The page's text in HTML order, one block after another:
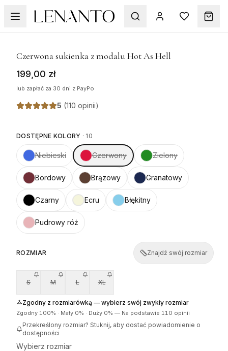
Czerwona sukienka z modalu Hot As Hell
199,00 zł
lub zapłać za 30 dni z PayPo
5 (110 opinii)
DOSTĘPNE KOLORY · 10
Niebieski Czerwony Zielony
Bordowy Brązowy Granatowy
Czarny Ecru Błękitny
Pudrowy róż
ROZMIAR Znajdź swój rozmiar
S M L XL
Zgodny z rozmiarówką — wybierz swój zwykły rozmiar
Zgodny 100% · Mały 0% · Duży 0% — Na podstawie 110 opinii
Przekreślony rozmiar? Stuknij, aby dostać powiadomienie o
dostępności
Wybierz rozmiar